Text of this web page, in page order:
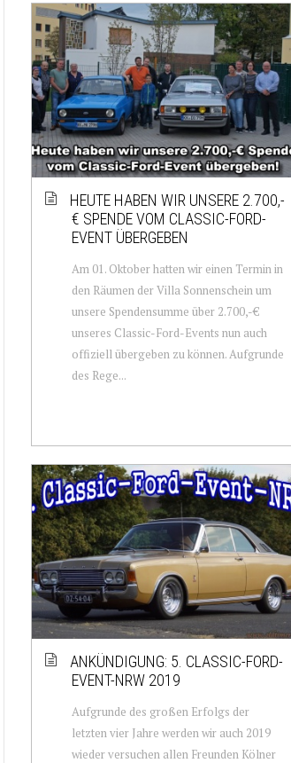
HEUTE HABEN WIR UNSERE 2.700,-
€ SPENDE VOM CLASSIC-FORD-
EVENT ÜBERGEBEN
Am 01. Oktober hatten wir einen Termin in
den Räumen der Villa Sonnenschein um
unsere Spendensumme über 2.700,-€
unseres Classic-Ford-Events nun auch
offiziell übergeben zu können. Aufgrunde
des Rege...
ANKÜNDIGUNG: 5. CLASSIC-FORD-
EVENT-NRW 2019
Aufgrunde des großen Erfolgs der
letzten vier Jahre werden wir auch 2019
wieder versuchen allen Freunden Kölner